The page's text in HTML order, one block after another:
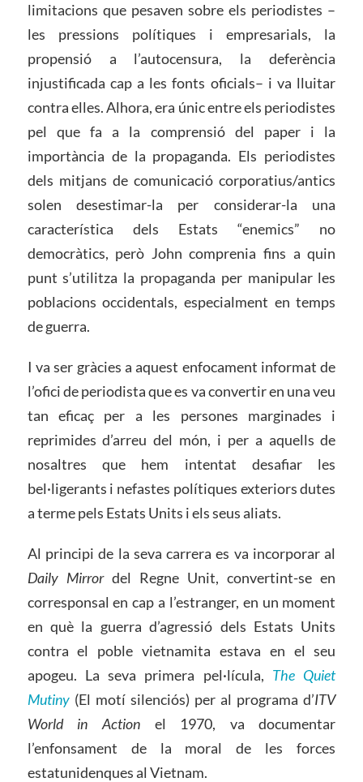
limitacions que pesaven sobre els periodistes –
les pressions polítiques i empresarials, la
propensió a l’autocensura, la deferència
injustificada cap a les fonts oficials– i va lluitar
contra elles. Alhora, era únic entre els periodistes
pel que fa a la comprensió del paper i la
importància de la propaganda. Els periodistes
dels mitjans de comunicació corporatius/antics
solen desestimar-la per considerar-la una
característica dels Estats “enemics” no
democràtics, però John comprenia fins a quin
punt s’utilitza la propaganda per manipular les
poblacions occidentals, especialment en temps
de guerra.
I va ser gràcies a aquest enfocament informat de
l’ofici de periodista que es va convertir en una veu
tan eficaç per a les persones marginades i
reprimides d’arreu del món, i per a aquells de
nosaltres que hem intentat desafiar les
bel·ligerants i nefastes polítiques exteriors dutes
a terme pels Estats Units i els seus aliats.
Al principi de la seva carrera es va incorporar al
Daily Mirrordel Regne Unit, convertint-se en
corresponsal en cap a l’estranger, en un moment
en què la guerra d’agressió dels Estats Units
contra el poble vietnamita estava en el seu
apogeu. La seva primera pel·lícula, The Quiet
Mutiny(El motí silenciós) per al programa d’ITV
World in Action el 1970, va documentar
l’enfonsament de la moral de les forces
estatunidenques al Vietnam.